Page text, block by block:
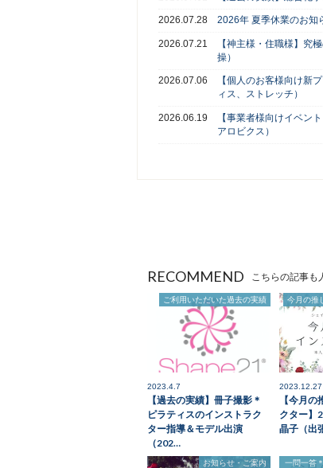
2026.07.28 2026年 夏季休業のお知
2026.07.21
【神主様・住職様】究
操）
2026.07.06
【個人のお客様向け新
ィス、ストレッチ）
2026.06.19
【事業者様向けイベン
アロビクス）
RECOMMEND こちらの記事も
ご利用いただいた過去の実績
2023.4.7
【過去の実績】冊子撮影＊
ピラティスのインストラク
ター指導＆モデル出演
（202…
今月の推
2023.12.27
【今月
クター】
晶子（出
お知らせ・ご案内
一問一答